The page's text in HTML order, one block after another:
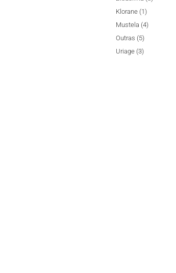
Klorane (1)
Mustela (4)
Outras (5)
Uriage (3)